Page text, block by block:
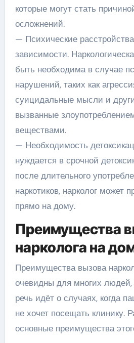
которые могут стать
осложнений.
— Психические
зависимости.
быть необходима в случае
нарушений, таких как
суицидальные мысли и
вызванные
веществами.
— Необходимость
нуждается в срочной
после длительного
наркотиков, нарколог может
прямо на дому.
Преимущества
нарколога на
Преимущества вызова
очевидны для многих людей,
речь идёт о случаях, когда
не хочет посещать клинику.
основные преимущества